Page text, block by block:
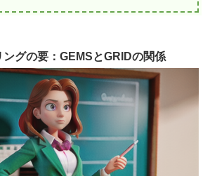
グの要：GEMSとGRIDの関係